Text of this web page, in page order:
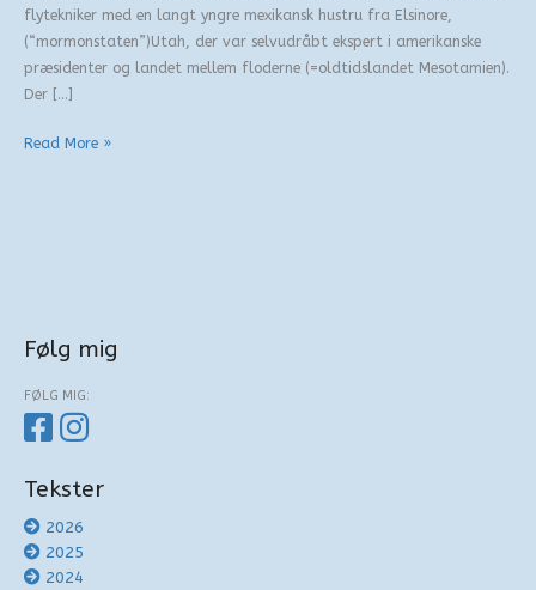
flytekniker med en langt yngre mexikansk hustru fra Elsinore,
(“mormonstaten”)Utah, der var selvudråbt ekspert i amerikanske
præsidenter og landet mellem floderne (=oldtidslandet Mesotamien).
Der […]
Kørestol
Read More »
Følg mig
FØLG MIG:
Tekster
2026
2025
2024